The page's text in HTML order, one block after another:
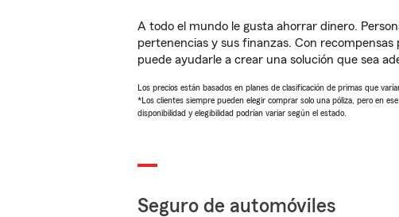
A todo el mundo le gusta ahorrar dinero.
pertenencias y sus finanzas. Con
puede ayudarle a crear una solución que sea
Los precios están basados en planes de clasificación de primas que
*Los clientes siempre pueden elegir comprar solo una póliza, pero en
disponibilidad y elegibilidad podrían variar según el estado.
Seguro de automóviles